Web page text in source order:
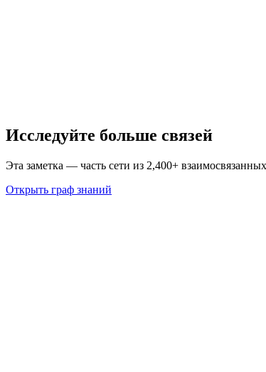
Исследуйте больше связей
Эта заметка — часть сети из 2,400+
Открыть граф знаний